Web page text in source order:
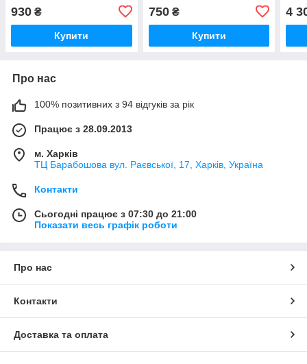
930 ₴
Купити
750₴
Купити
4
Про нас
100% позитивних з 94 відгуків за рік
Працює з 28.09.2013
м. Харків
ТЦ Барабошова вул. Раєвської, 17, Харків, Україна
Контакти
Сьогодні працює з 07:30 до 21:00
Показати весь графік роботи
Про нас
Контакти
Доставка та оплата